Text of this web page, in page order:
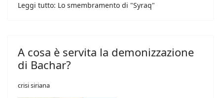
Leggi tutto: Lo smembramento di "Syraq"
A cosa è servita la demonizzazione
di Bachar?
crisi siriana